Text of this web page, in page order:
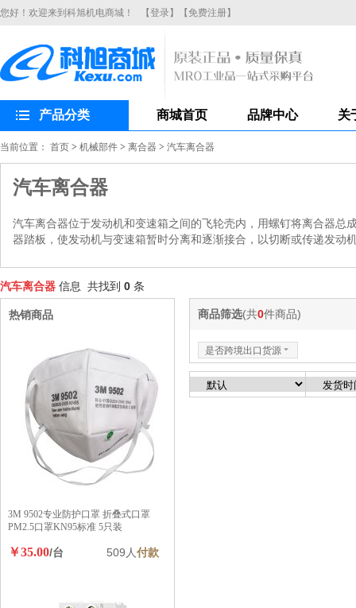
您好！欢迎来到科旭机电商城！ 【登录】 【免费注册】
产品分类 商城首页 品牌中心 关
当前位置： 首页 > 机械部件 > 离合器 > 汽车离合器
汽车离合器
汽车离合器位于发动机和变速箱之间的飞轮壳内，用螺钉将离合器
器踏板，使发动机与变速箱暂时分离和逐渐接合，以切断或传递发动
汽车离合器 信息 共找到 0 条
商品筛选(共0件商品)
是否跨境出口货源 6
热销商品
3M 9502专业防护口罩 折叠式口罩
PM2.5口罩KN95标准 5只装
￥35.00/台 509人付款